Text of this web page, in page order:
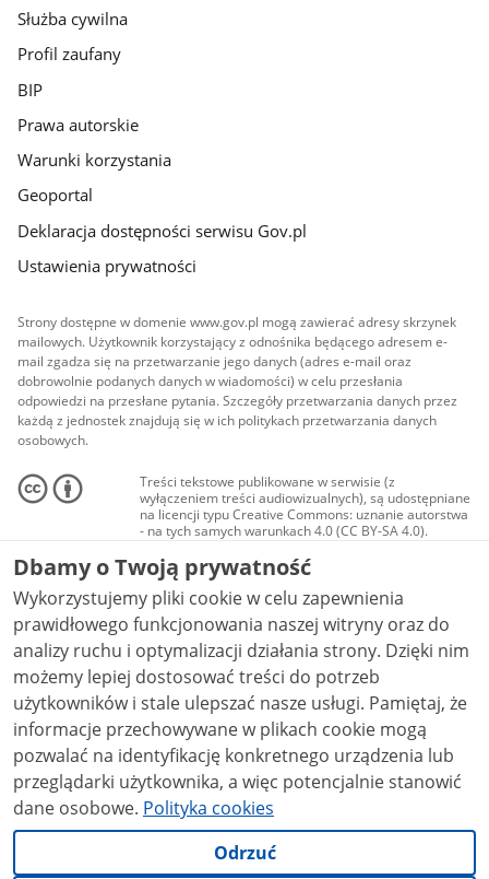
Służba cywilna
Profil zaufany
BIP
Prawa autorskie
Warunki korzystania
Geoportal
Deklaracja dostępności serwisu Gov.pl
Ustawienia prywatności
Strony dostępne w domenie www.gov.pl mogą zawierać adresy skrzynek
mailowych. Użytkownik korzystający z odnośnika będącego adresem e-
mail zgadza się na przetwarzanie jego danych (adres e-mail oraz
dobrowolnie podanych danych w wiadomości) w celu przesłania
odpowiedzi na przesłane pytania. Szczegóły przetwarzania danych przez
każdą z jednostek znajdują się w ich politykach przetwarzania danych
osobowych.
Treści tekstowe publikowane w serwisie (z
wyłączeniem treści audiowizualnych), są udostępniane
na licencji typu Creative Commons: uznanie autorstwa
- na tych samych warunkach 4.0 (CC BY-SA 4.0).
Materiały audiowizualne, w tym zdjęcia, materiały
audio i wideo, są udostępniane na licencji typu
Creative Commons: uznanie autorstwa użycie
niekomercyjne - bez utworów zależnych 4.0 (CC BY-
NC-ND 4.0), o ile nie jest to stwierdzone inaczej.
Dbamy o Twoją prywatność
Wykorzystujemy pliki cookie w celu zapewnienia
prawidłowego funkcjonowania naszej witryny oraz do
analizy ruchu i optymalizacji działania strony. Dzięki nim
możemy lepiej dostosować treści do potrzeb
użytkowników i stale ulepszać nasze usługi. Pamiętaj, że
informacje przechowywane w plikach cookie mogą
pozwalać na identyfikację konkretnego urządzenia lub
przeglądarki użytkownika, a więc potencjalnie stanowić
dane osobowe. Polityka cookies
Odrzuć